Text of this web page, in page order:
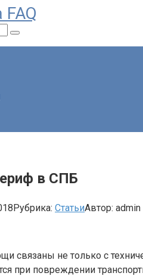
в СПБ
Рубрика: СтатьиАвтор: admin
связаны не только с
при повреждении